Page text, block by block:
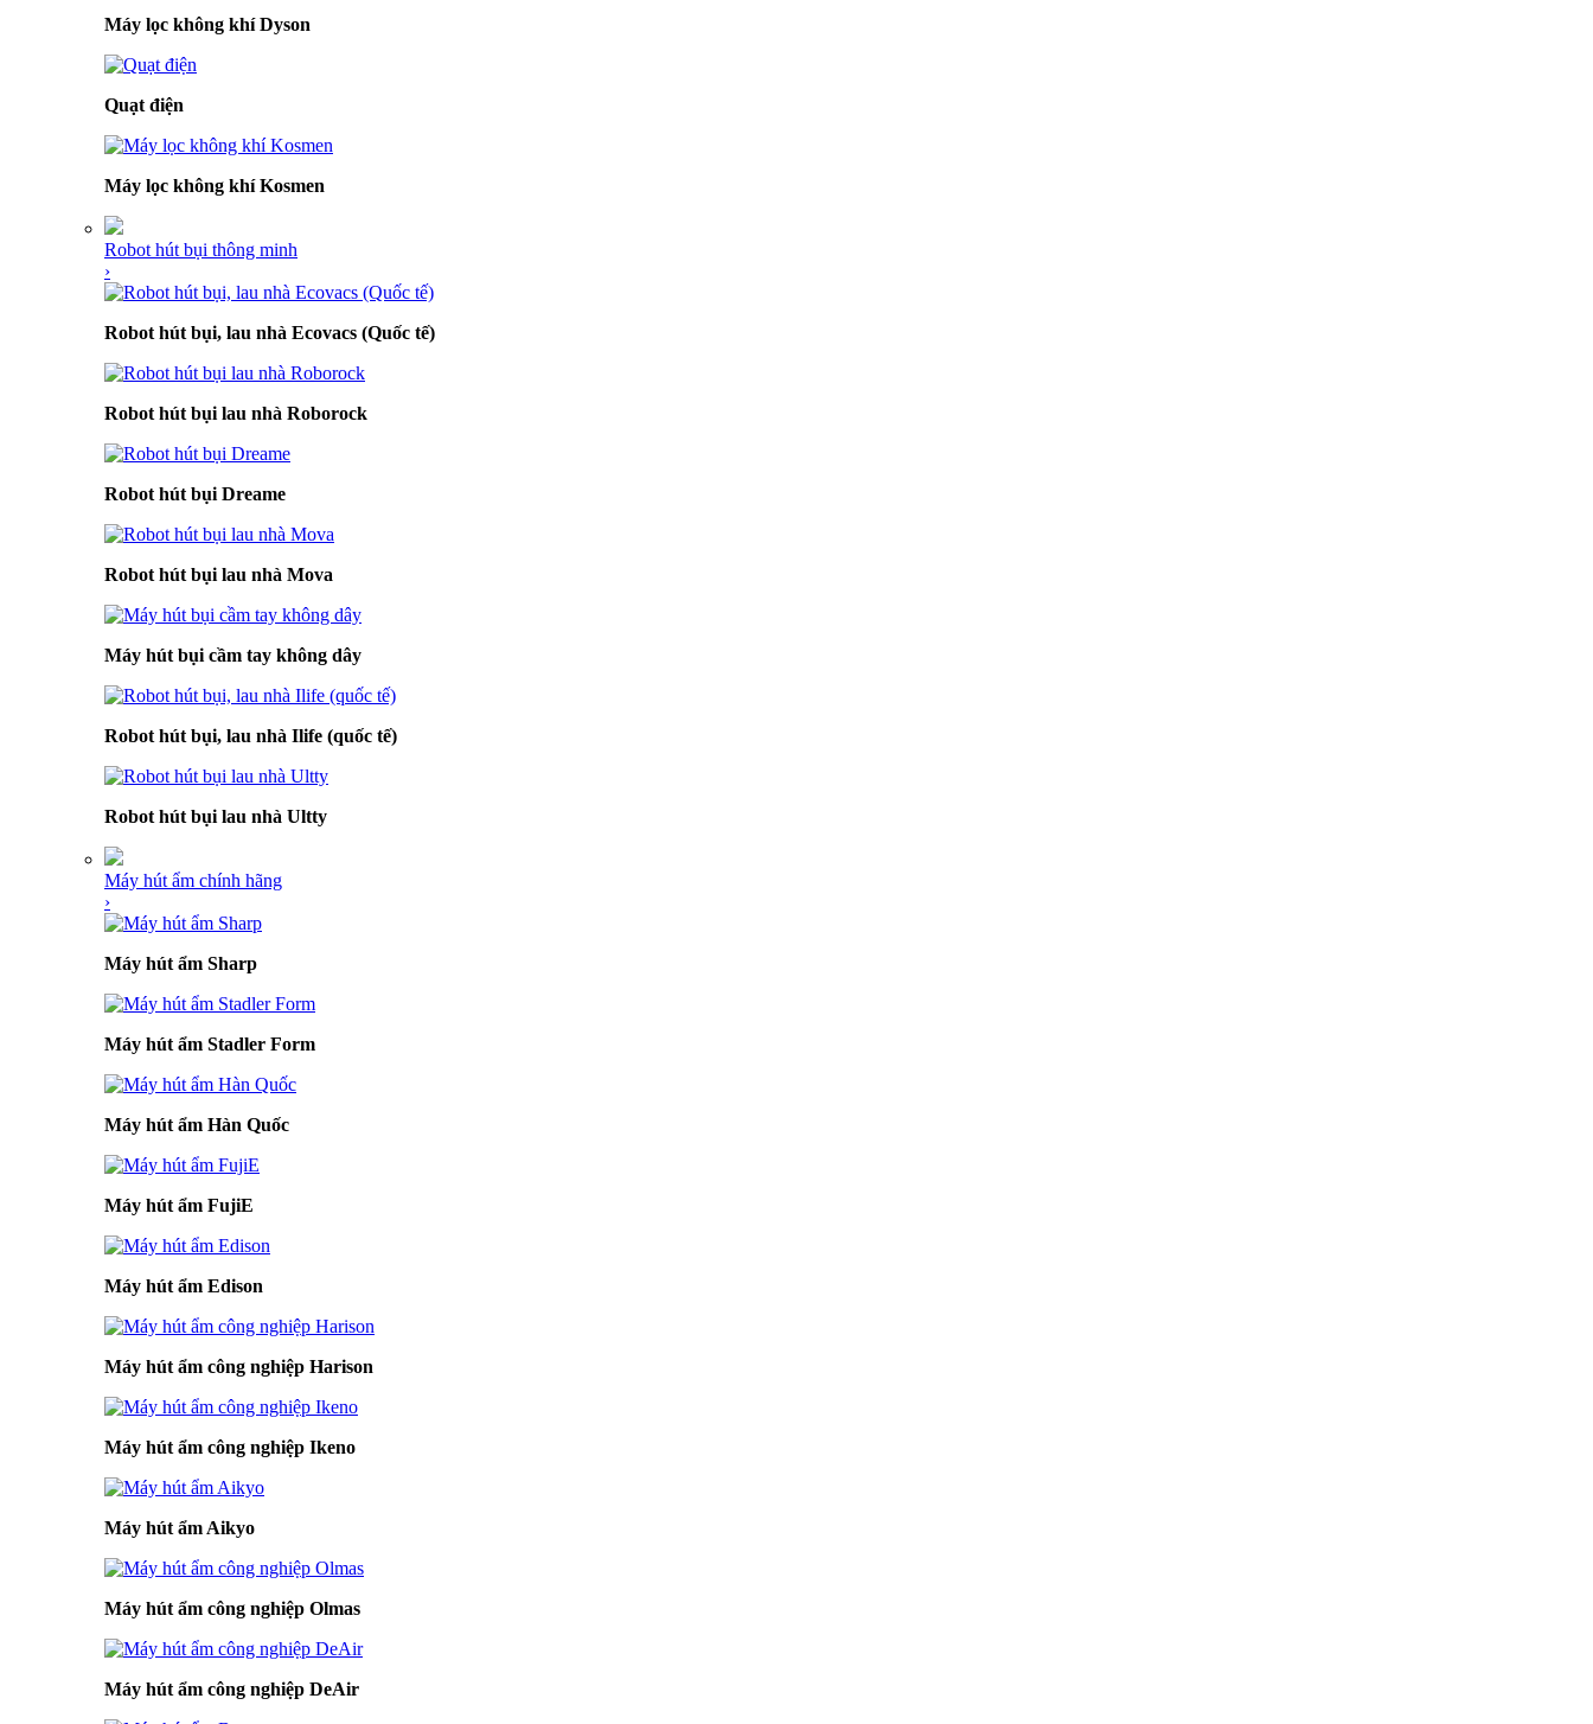
Máy lọc không khí Dyson
Quạt điện
Máy lọc không khí Kosmen
Robot hút bụi thông minh
›
Robot hút bụi, lau nhà Ecovacs (Quốc tế)
Robot hút bụi lau nhà Roborock
Robot hút bụi Dreame
Robot hút bụi lau nhà Mova
Máy hút bụi cầm tay không dây
Robot hút bụi, lau nhà Ilife (quốc tế)
Robot hút bụi lau nhà Ultty
Máy hút ẩm chính hãng
›
Máy hút ẩm Sharp
Máy hút ẩm Stadler Form
Máy hút ẩm Hàn Quốc
Máy hút ẩm FujiE
Máy hút ẩm Edison
Máy hút ẩm công nghiệp Harison
Máy hút ẩm công nghiệp Ikeno
Máy hút ẩm Aikyo
Máy hút ẩm công nghiệp Olmas
Máy hút ẩm công nghiệp DeAir